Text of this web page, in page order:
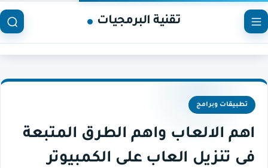
تقنية البرمجيات
تطبيقات وبرامج
اهم الالعاب واهم الطرق المتبعة
فى تنزيل العاب على الكمبيوتر